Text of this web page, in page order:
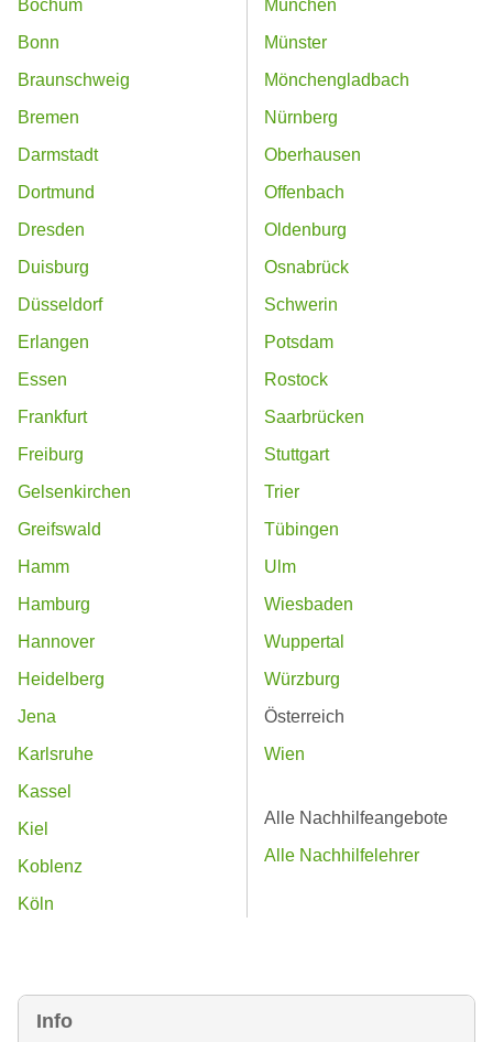
Info
Bochum
Bonn
Braunschweig
Bremen
Darmstadt
Dortmund
Dresden
Duisburg
Düsseldorf
Erlangen
Essen
Frankfurt
Freiburg
Gelsenkirchen
Greifswald
Hamm
Hamburg
Hannover
Heidelberg
Jena
Karlsruhe
Kassel
Kiel
Koblenz
Köln
München
Münster
Mönchengladbach
Nürnberg
Oberhausen
Offenbach
Oldenburg
Osnabrück
Schwerin
Potsdam
Rostock
Saarbrücken
Stuttgart
Trier
Tübingen
Ulm
Wiesbaden
Wuppertal
Würzburg
Österreich
Wien
Alle Nachhilfeangebote
Alle Nachhilfelehrer